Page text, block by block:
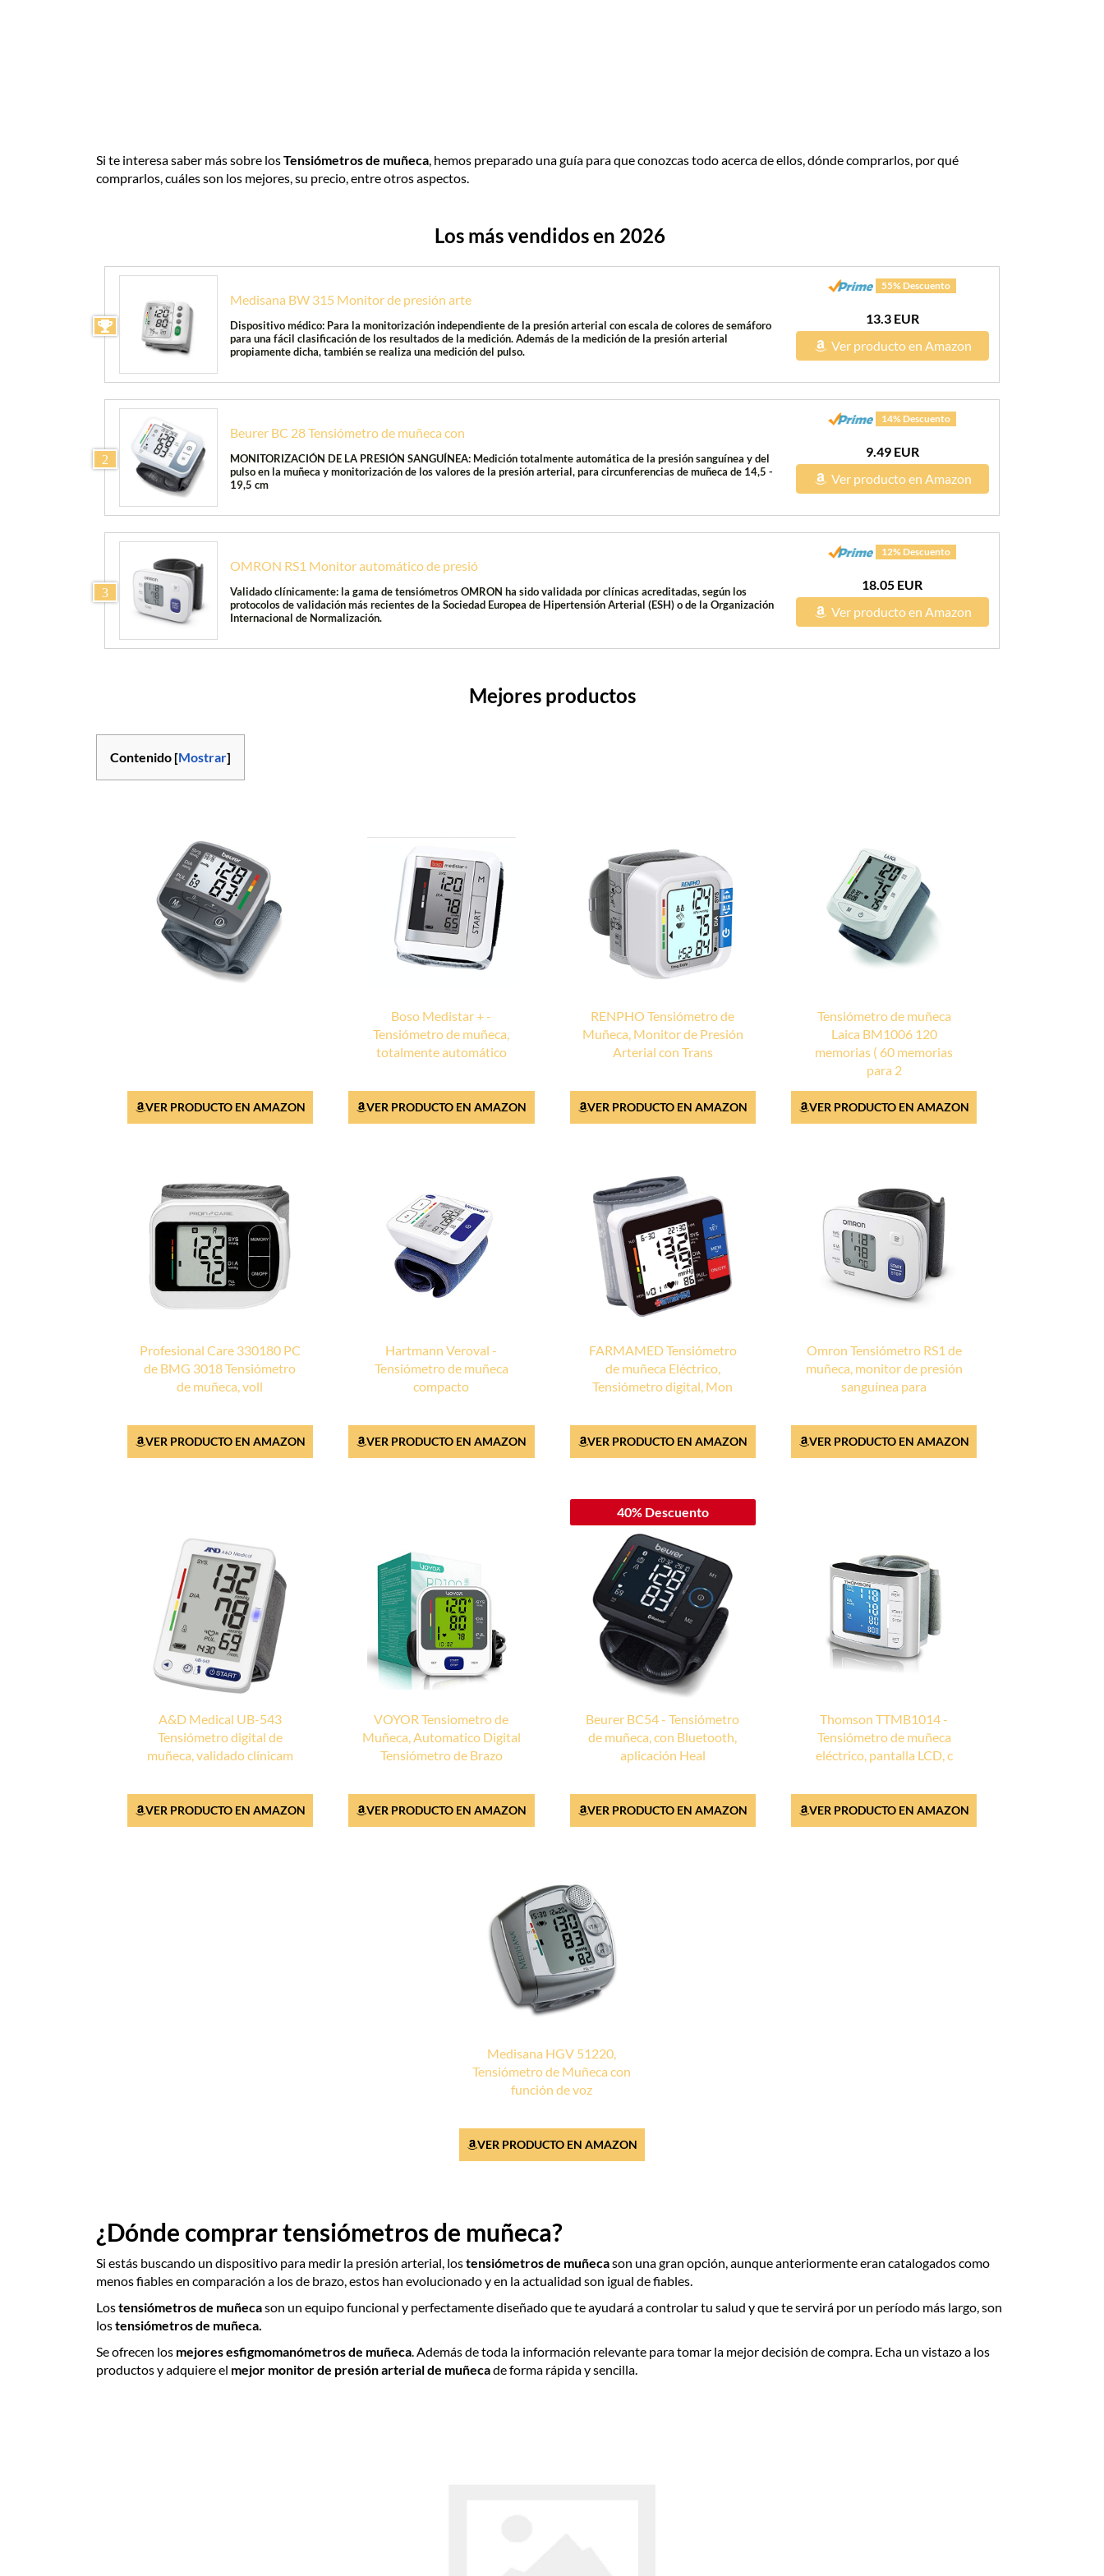
Si te interesa saber más sobre losTensiómetros de muñeca , hemos preparado una guía para que conozcas todo acerca de ellos, dónde comprarlos, por qué
comprarlos, cuáles son los mejores, su precio, entre otros aspectos.
Los más vendidos en 2026
Medisana BW 315 Monitor de presión arte
Dispositivo médico: Para la monitorización independiente de la presión arterial con escala de colores de semáforo
para una fácil clasificación de los resultados de la medición. Además de la medición de la presión arterial
propiamente dicha, también se realiza una medición del pulso.
55% Descuento
13.3 EUR
Ver producto en Amazon
2
Beurer BC 28 Tensiómetro de muñeca con
MONITORIZACIÓN DE LA PRESIÓN SANGUÍNEA: Medición totalmente automática de la presión sanguínea y del
pulso en la muñeca y monitorización de los valores de la presión arterial, para circunferencias de muñeca de 14,5 -
19,5 cm
14% Descuento
9.49 EUR
Ver producto en Amazon
3
OMRON RS1 Monitor automático de presió
Validado clínicamente: la gama de tensiómetros OMRON ha sido validada por clínicas acreditadas, según los
protocolos de validación más recientes de la Sociedad Europea de Hipertensión Arterial (ESH) o de la Organización
Internacional de Normalización.
12% Descuento
18.05 EUR
Ver producto en Amazon
Mejores productos
Contenido [Mostrar]
VER PRODUCTO EN AMAZON
Boso Medistar + -
Tensiómetro de muñeca,
totalmente automático
VER PRODUCTO EN AMAZON
RENPHO Tensiómetro de
Muñeca, Monitor de Presión
Arterial con Trans
VER PRODUCTO EN AMAZON
Tensiómetro de muñeca
Laica BM1006 120
memorias ( 60 memorias
para 2
VER PRODUCTO EN AMAZON
Profesional Care 330180 PC
de BMG 3018 Tensiómetro
de muñeca, voll
VER PRODUCTO EN AMAZON
Hartmann Veroval -
Tensiómetro de muñeca
compacto
VER PRODUCTO EN AMAZON
FARMAMED Tensiómetro
de muñeca Eléctrico,
Tensiómetro digital, Mon
VER PRODUCTO EN AMAZON
Omron Tensiómetro RS1 de
muñeca, monitor de presión
sanguínea para
VER PRODUCTO EN AMAZON
A&D Medical UB-543
Tensiómetro digital de
muñeca, validado clínicam
VER PRODUCTO EN AMAZON
VOYOR Tensiometro de
Muñeca, Automatico Digital
Tensiómetro de Brazo
VER PRODUCTO EN AMAZON
40% Descuento
Beurer BC54 - Tensiómetro
de muñeca, con Bluetooth,
aplicación Heal
VER PRODUCTO EN AMAZON
Thomson TTMB1014 -
Tensiómetro de muñeca
eléctrico, pantalla LCD, c
VER PRODUCTO EN AMAZON
Medisana HGV 51220,
Tensiómetro de Muñeca con
función de voz
VER PRODUCTO EN AMAZON
¿Dónde comprar tensiómetros de muñeca?
Si estás buscando un dispositivo para medir la presión arterial, lostensiómetros de muñecason una gran opción, aunque anteriormente eran catalogados como
menos fiables en comparación a los de brazo, estos han evolucionado y en la actualidad son igual de fiables.
Lostensiómetros de muñecason un equipo funcional y perfectamente diseñado que te ayudará a controlar tu salud y que te servirá por un período más largo, son
lostensiómetros de muñeca.
Se ofrecen los mejores esfigmomanómetros de muñeca . Además de toda la información relevante para tomar la mejor decisión de compra. Echa un vistazo a los
productos y adquiere el mejor monitor de presión arterial de muñecade forma rápida y sencilla.